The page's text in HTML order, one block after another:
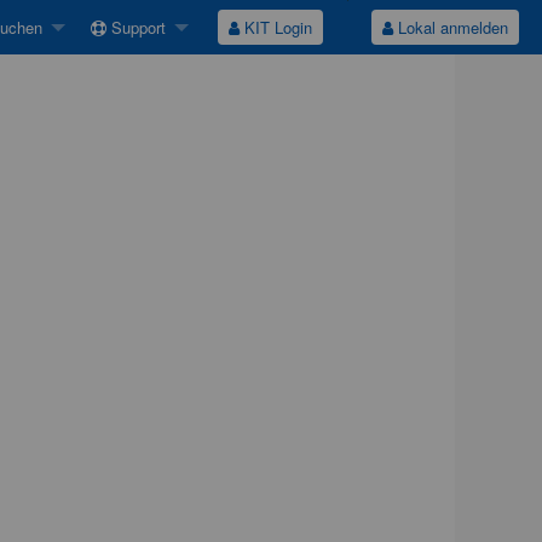
Support KIT Login Lokal anmelden